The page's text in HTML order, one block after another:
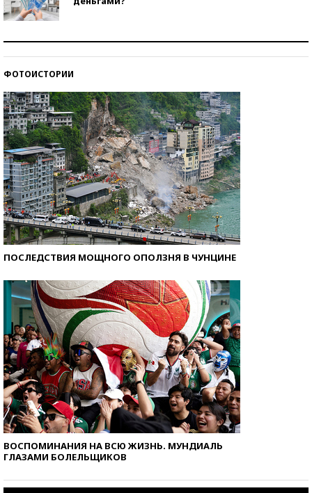
ФОТОИСТОРИИ
ПОСЛЕДСТВИЯ МОЩНОГО ОПОЛЗНЯ В ЧУНЦИНЕ
ВОСПОМИНАНИЯ НА ВСЮ ЖИЗНЬ. МУНДИАЛЬ
ГЛАЗАМИ БОЛЕЛЬЩИКОВ